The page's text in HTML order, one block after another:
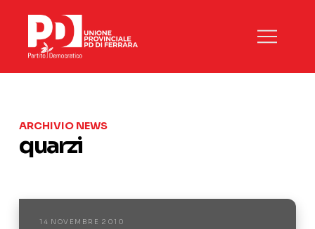
ARCHIVIO NEWS
quarzi
14 NOVEMBRE 2010